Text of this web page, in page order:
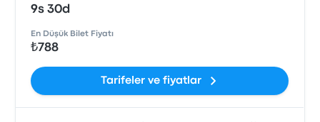
9s 30d
En Düşük Bilet Fiyatı
₺788
Tarifeler ve fiyatlar